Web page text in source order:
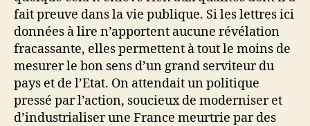
fait preuve dans la vie publique. Si les lettres ici
données à lire n’apportent aucune révélation
fracassante, elles permettent à tout le moins de
mesurer le bon sens d’un grand serviteur du
pays et de l’Etat. On attendait un politique
pressé par l’action, soucieux de moderniser et
d’industrialiser une France meurtrie par des